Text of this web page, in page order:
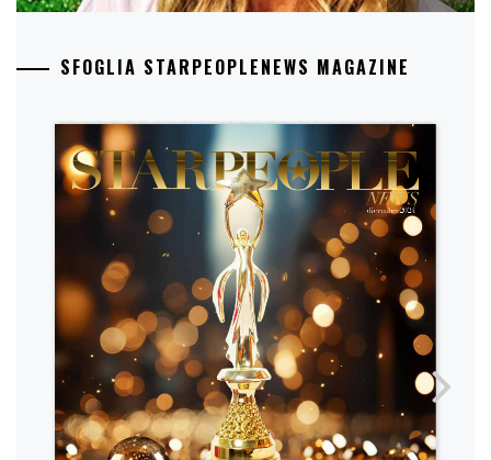
SFOGLIA STARPEOPLENEWS MAGAZINE